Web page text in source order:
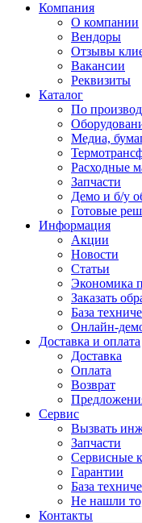
Компания
О компании
Вендоры
Отзывы
Вакансии
Реквизиты
Каталог
По
Медиа,
Расходные
Запчасти
Демо и б/у
Готовые
Информация
Акции
Новости
Статьи
Экономика
Заказать
База
Онлайн-
Доставка и оплата
Доставка
Оплата
Возврат
Сервис
Вызвать
Запчасти
Сервисные
Гарантии
База
Не нашли
Контакты